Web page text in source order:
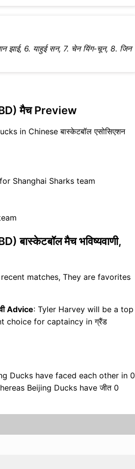
झाई, 6. याहुई सन, 7. चेन यिंग-चून, 8. जिन
मैच Preview
in Chinese बास्केटबॉल एसोसिएशन
Shanghai Sharks team
बास्केटबॉल मैच भविष्यवाणी,
matches, They are favorites
Advice: Tyler Harvey will be a top
choice for captaincy in ग्रैंड
Ducks have faced each other in 0
Beijing Ducks have जीत 0